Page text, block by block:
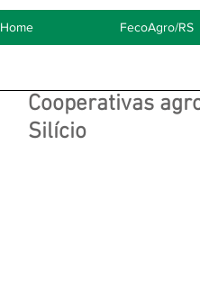
Home FecoAgro/RS
Cooperativas
Silício